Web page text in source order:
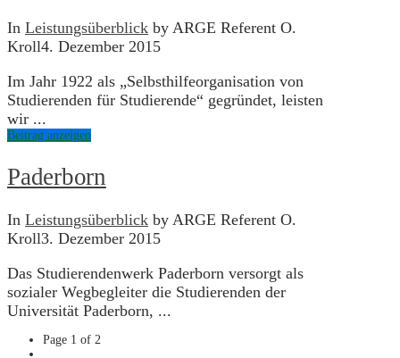
In Leistungsüberblick by ARGE Referent O.
Kroll4. Dezember 2015
Im Jahr 1922 als „Selbsthilfeorganisation von
Studierenden für Studierende“ gegründet, leisten
wir ...
Beitrag anzeigen
Paderborn
In Leistungsüberblick by ARGE Referent O.
Kroll3. Dezember 2015
Das Studierendenwerk Paderborn versorgt als
sozialer Wegbegleiter die Studierenden der
Universität Paderborn, ...
Page 1 of 2